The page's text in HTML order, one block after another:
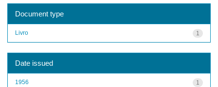
Document type
1
Livro
Date issued
1
1956